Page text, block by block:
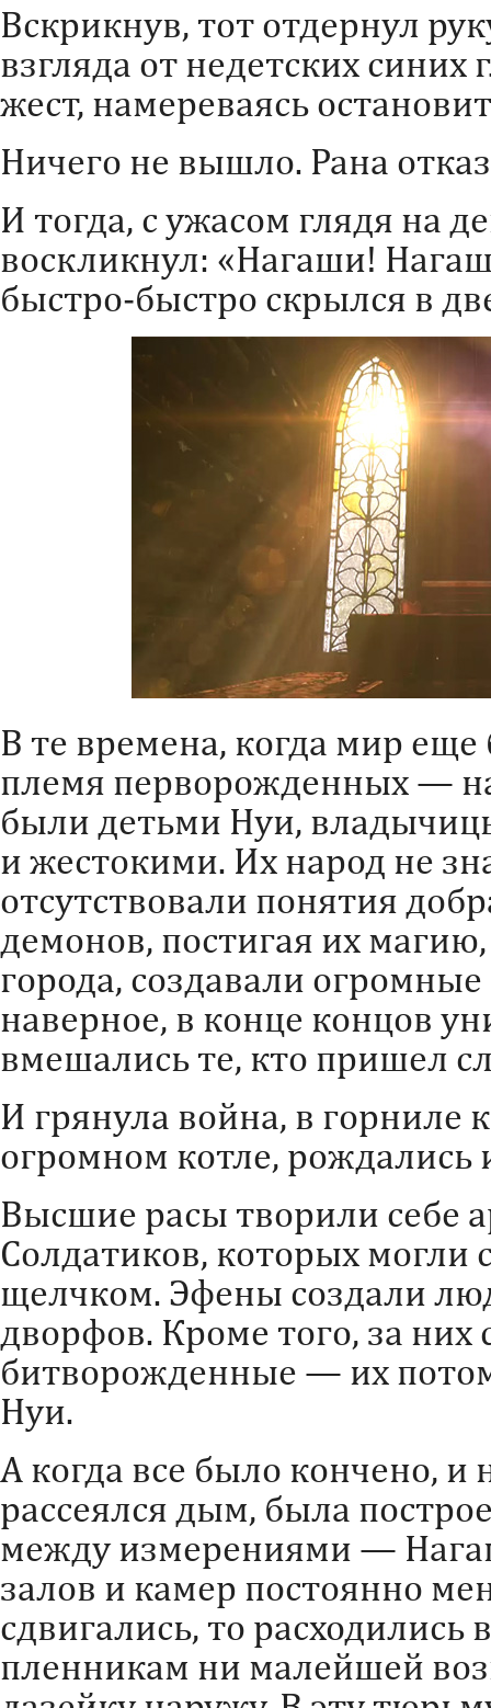
Вскрикнув, тот отдернул
взгляда от недетских
жест, намереваясь
Ничего не вышло. Рана
И тогда, с ужасом глядя на
воскликнул: «Нагаши!
быстро-быстро скрылся в
В те времена, когда мир
племя перворожденных —
были детьми Нуи,
и жестокими. Их народ не
отсутствовали понятия
демонов, постигая их
города, создавали
наверное, в конце концов
вмешались те, кто пришел
И грянула война, в горниле
огромном котле, рождались
Высшие расы творили себе
Солдатиков, которых могли
щелчком. Эфены создали
дворфов. Кроме того, за них
битворожденные — их
Нуи.
А когда все было кончено,
рассеялся дым, была
между измерениями —
залов и камер постоянно
сдвигались, то расходились
пленникам ни малейшей